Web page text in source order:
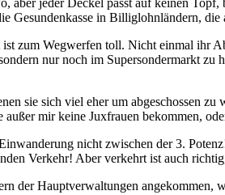
jeder Deckel passt auf keinen
in Billiglohnländern,
zum Wegwerfen toll. Nicht einmal ihr
nur noch im Supersondermarkt
sie sich viel eher um abgeschossen
mir keine Juxfrauen bekommen,
nicht zwischen der 3.
Verkehr! Aber verkehrt ist auch
der Hauptverwaltungen